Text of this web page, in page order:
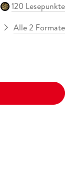
120 Lesepunkte
Alle 2 Formate